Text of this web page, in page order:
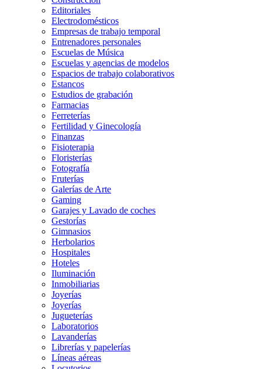
Editoriales
Electrodomésticos
Empresas de trabajo temporal
Entrenadores personales
Escuelas de Música
Escuelas y agencias de modelos
Espacios de trabajo colaborativos
Estancos
Estudios de grabación
Farmacias
Ferreterías
Fertilidad y Ginecología
Finanzas
Fisioterapia
Floristerías
Fotografía
Fruterías
Galerías de Arte
Gaming
Garajes y Lavado de coches
Gestorías
Gimnasios
Herbolarios
Hospitales
Hoteles
Iluminación
Inmobiliarias
Joyerías
Joyerías
Jugueterías
Laboratorios
Lavanderías
Librerías y papelerías
Líneas aéreas